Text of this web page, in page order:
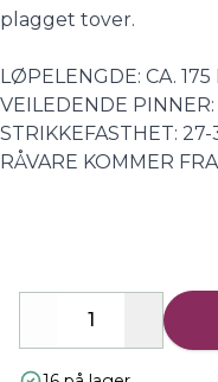
plagget tover.
LØPELENGDE: CA.
VEILEDENDE
STRIKKEFASTHET: 27-
RÅVARE KOMMER
Decrease Increase